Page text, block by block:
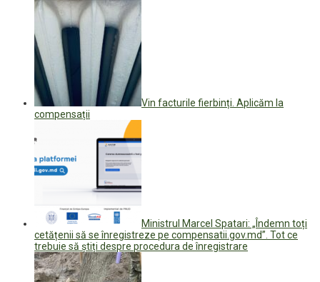
Vin facturile fierbinți. Aplicăm la
compensații
Ministrul Marcel Spatari: „Îndemn toți
cetățenii să se înregistreze pe compensatii.gov.md”. Tot ce
trebuie să știți despre procedura de înregistrare